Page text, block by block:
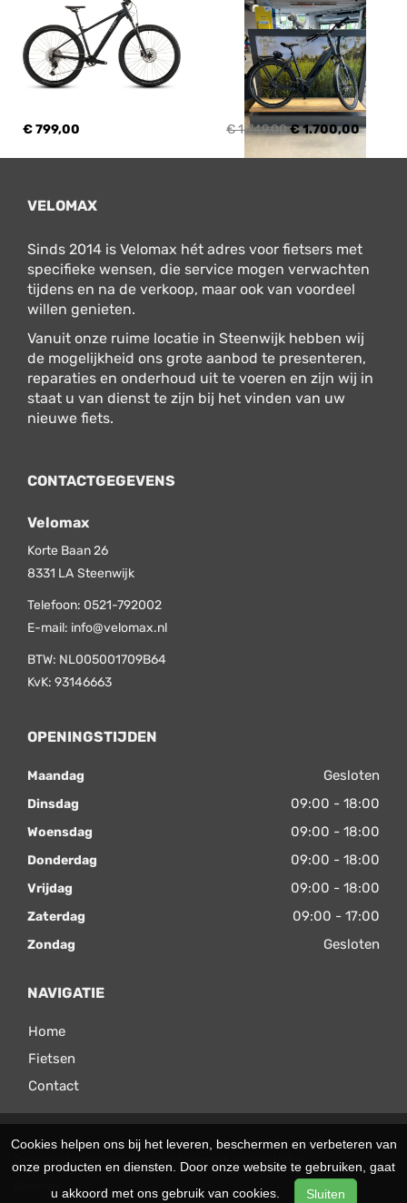
€ 799,00 € 1.749,00€ 1.700,00
VELOMAX
Sinds 2014 is Velomax hét adres voor fietsers met
specifieke wensen, die service mogen verwachten
tijdens en na de verkoop, maar ook van voordeel
willen genieten.
Vanuit onze ruime locatie in Steenwijk hebben wij
de mogelijkheid ons grote aanbod te presenteren,
reparaties en onderhoud uit te voeren en zijn wij in
staat u van dienst te zijn bij het vinden van uw
nieuwe fiets.
CONTACTGEGEVENS
Velomax
Korte Baan 26
8331 LA Steenwijk
Telefoon: 0521-792002
E-mail: info@velomax.nl
BTW: NL005001709B64
KvK: 93146663
OPENINGSTIJDEN
Maandag Gesloten
Dinsdag 09:00 - 18:00
Woensdag 09:00 - 18:00
Donderdag 09:00 - 18:00
Vrijdag 09:00 - 18:00
Zaterdag 09:00 - 17:00
Zondag Gesloten
NAVIGATIE
Home
Fietsen
Contact
© 2026 Velomax. Ondersteund door
SitePack ®
De grootste fietsenwinkel van Steenwijk en omstreken
Cookies helpen ons bij het leveren, beschermen en verbeteren van
onze producten en diensten. Door onze website te gebruiken, gaat
u akkoord met ons gebruik van cookies.
Sluiten